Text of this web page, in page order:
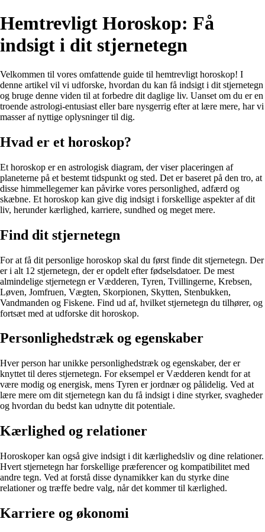
Hemtrevligt Horoskop: Få
indsigt i dit stjernetegn
Velkommen til vores omfattende guide til hemtrevligt horoskop! I
denne artikel vil vi udforske, hvordan du kan få indsigt i dit stjernetegn
og bruge denne viden til at forbedre dit daglige liv. Uanset om du er en
troende astrologi-entusiast eller bare nysgerrig efter at lære mere, har vi
masser af nyttige oplysninger til dig.
Hvad er et horoskop?
Et horoskop er en astrologisk diagram, der viser placeringen af ​​
planeterne på et bestemt tidspunkt og sted. Det er baseret på den tro, at
disse himmellegemer kan påvirke vores personlighed, adfærd og
skæbne. Et horoskop kan give dig indsigt i forskellige aspekter af dit
liv, herunder kærlighed, karriere, sundhed og meget mere.
Find dit stjernetegn
For at få dit personlige horoskop skal du først finde dit stjernetegn. Der
er i alt 12 stjernetegn, der er opdelt efter fødselsdatoer. De mest
almindelige stjernetegn er Vædderen, Tyren, Tvillingerne, Krebsen,
Løven, Jomfruen, Vægten, Skorpionen, Skytten, Stenbukken,
Vandmanden og Fiskene. Find ud af, hvilket stjernetegn du tilhører, og
fortsæt med at udforske dit horoskop.
Personlighedstræk og egenskaber
Hver person har unikke personlighedstræk og egenskaber, der er
knyttet til deres stjernetegn. For eksempel er Vædderen kendt for at
være modig og energisk, mens Tyren er jordnær og pålidelig. Ved at
lære mere om dit stjernetegn kan du få indsigt i dine styrker, svagheder
og hvordan du bedst kan udnytte dit potentiale.
Kærlighed og relationer
Horoskoper kan også give indsigt i dit kærlighedsliv og dine relationer.
Hvert stjernetegn har forskellige præferencer og kompatibilitet med
andre tegn. Ved at forstå disse dynamikker kan du styrke dine
relationer og træffe bedre valg, når det kommer til kærlighed.
Karriere og økonomi